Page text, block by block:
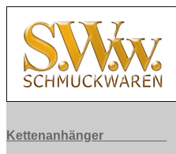
Kettenanhänger